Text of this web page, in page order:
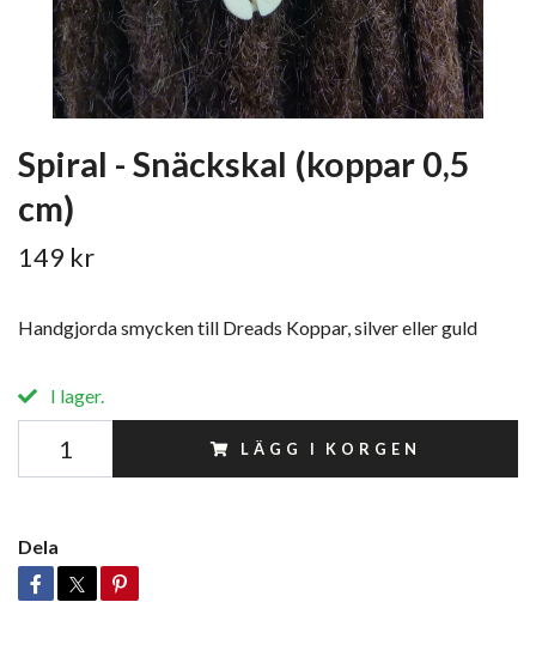
Spiral - Snäckskal (koppar 0,5
cm)
149 kr
Handgjorda smycken till Dreads Koppar, silver eller guld
I lager.
LÄGG I KORGEN
Dela